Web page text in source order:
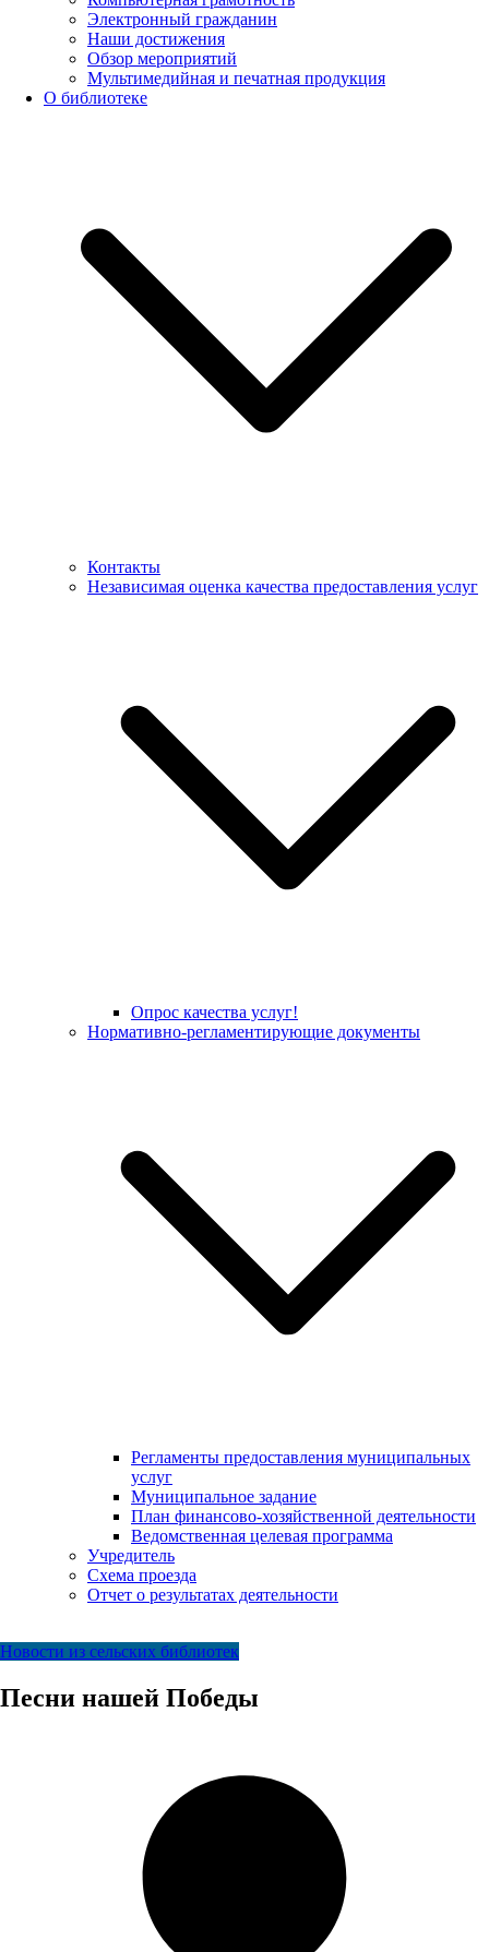
Электронный гражданин
Наши достижения
Обзор мероприятий
Мультимедийная и печатная продукция
О библиотеке
Контакты
Независимая оценка качества предоставления услуг
Опрос качества услуг!
Нормативно-регламентирующие документы
Регламенты предоставления муниципальных
услуг
Муниципальное задание
План финансово-хозяйственной деятельности
Ведомственная целевая программа
Учредитель
Схема проезда
Отчет о результатах деятельности
Новости из сельских библиотек
Песни нашей Победы